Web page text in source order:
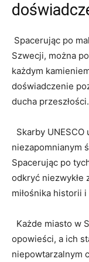
Spacerując po
Szwecji, można‌
każdym
doświadczenie
ducha przeszłości.
⁢Skarby
niezapomnianym
⁤Spacerując po
‌odkryć niezwykłe​
⁢miłośnika historii‌
⁣Każde miasto w​
opowieści, a ⁣ich
niepowtarzalnym⁣